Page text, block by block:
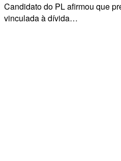
Candidato do PL afirmou que
vinculada à dívida…